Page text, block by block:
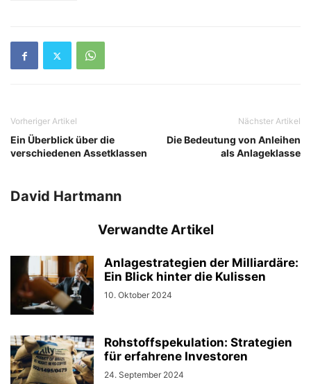
Vorheriger Artikel
Ein Überblick über die
verschiedenen Assetklassen
Nächster Artikel
Die Bedeutung von Anleihen
als Anlageklasse
David Hartmann
Verwandte Artikel
Anlagestrategien der Milliardäre:
Ein Blick hinter die Kulissen
10. Oktober 2024
Rohstoffspekulation: Strategien
für erfahrene Investoren
24. September 2024